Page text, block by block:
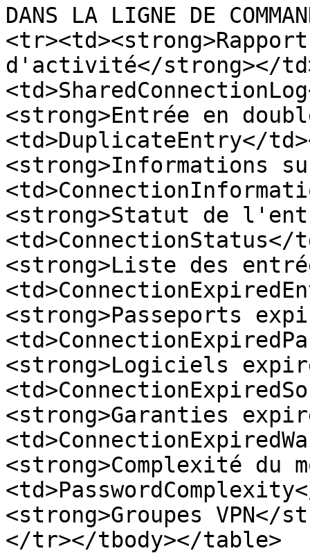
DANS LA LIGNE DE
d'activité</strong></
<strong>Entrée en
<td>DuplicateEntry</
<strong>Informations
<strong>Statut de
<strong>Liste des
<strong>Passeports
<strong>Logiciels
<strong>Garanties
<strong>Complexité du
<strong>Groupes VPN</
</tr></tbody></table>